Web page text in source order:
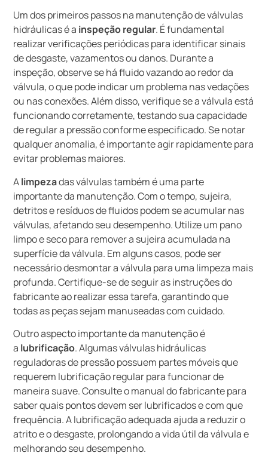
Um dos primeiros passos na manutenção de válvulas
hidráulicas é a inspeção regular. É fundamental
realizar verificações periódicas para identificar sinais
de desgaste, vazamentos ou danos. Durante a
inspeção, observe se há fluido vazando ao redor da
válvula, o que pode indicar um problema nas vedações
ou nas conexões. Além disso, verifique se a válvula está
funcionando corretamente, testando sua capacidade
de regular a pressão conforme especificado. Se notar
qualquer anomalia, é importante agir rapidamente para
evitar problemas maiores.
Alimpezadas válvulas também é uma parte
importante da manutenção. Com o tempo, sujeira,
detritos e resíduos de fluidos podem se acumular nas
válvulas, afetando seu desempenho. Utilize um pano
limpo e seco para remover a sujeira acumulada na
superfície da válvula. Em alguns casos, pode ser
necessário desmontar a válvula para uma limpeza mais
profunda. Certifique-se de seguir as instruções do
fabricante ao realizar essa tarefa, garantindo que
todas as peças sejam manuseadas com cuidado.
Outro aspecto importante da manutenção é
a lubrificação. Algumas válvulas hidráulicas
reguladoras de pressão possuem partes móveis que
requerem lubrificação regular para funcionar de
maneira suave. Consulte o manual do fabricante para
saber quais pontos devem ser lubrificados e com que
frequência. A lubrificação adequada ajuda a reduzir o
atrito e o desgaste, prolongando a vida útil da válvula e
melhorando seu desempenho.